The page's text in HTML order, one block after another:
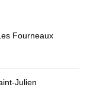
Fourneaux
Julien